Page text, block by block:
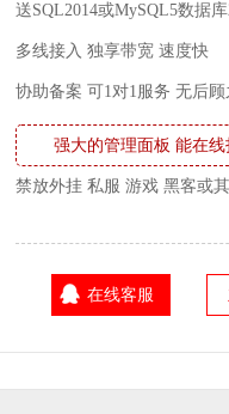
送SQL2014或MySQL5数据
多线接入 独享带宽 速度快
协助备案 可1对1服务 无后顾
强大的管理面板 能在
禁放外挂 私服 游戏 黑客或
在线客服